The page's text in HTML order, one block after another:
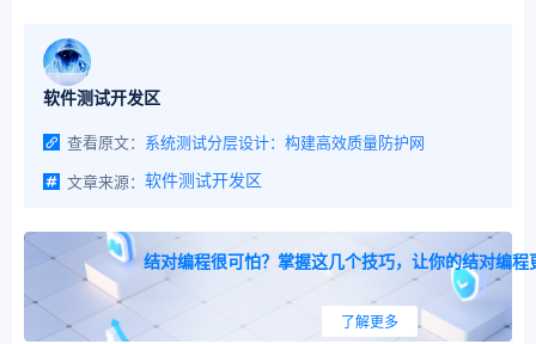
软件测试开发区
查看原文： 系统测试分层设计：构建高效质量防护网
文章来源： 软件测试开发区
结对编程很可怕？掌握这几个技巧，让你的结对编程
了解更多